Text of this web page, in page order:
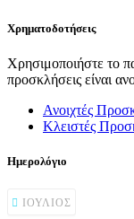
Χρηματοδοτήσεις
Χρησιμοποιήστε το
προσκλήσεις είναι
Ανοιχτές
Κλειστές
Ημερολόγιο
ΙΟΎΛΙΟΣ